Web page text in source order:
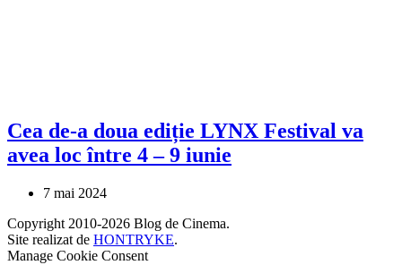
Cea de-a doua ediție LYNX Festival va
avea loc între 4 – 9 iunie
7 mai 2024
Copyright 2010-2026 Blog de Cinema.
Site realizat de HONTRYKE.
Manage Cookie Consent